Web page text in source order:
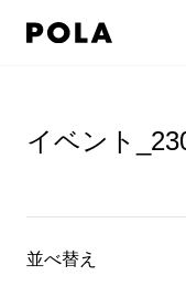
イベント
並べ替え